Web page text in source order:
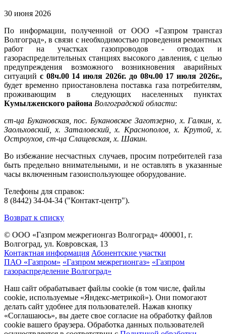
30 июня 2026
По информации, полученной от ООО «Газпром трансгаз
Волгоград», в связи с необходимостью проведения ремонтных
работ на участках газопроводов - отводах и
газораспределительных станциях высокого давления, с целью
предупреждения возможного возникновения аварийных
ситуаций с 08ч.00 14 июля 2026г. до 08ч.00 17 июля 2026г.,
будет временно приостановлена поставка газа потребителям,
проживающим в следующих населенных пунктах
Кумылженского района Волгоградской области:
ст-ца Букановская, пос. Букановское Заготзерно, х. Галкин, х.
Заольховский, х. Заталовский, х. Краснополов, х. Крутой, х.
Остроухов, ст-ца Слащевская, х. Шакин.
Во избежание несчастных случаев, просим потребителей газа
быть предельно внимательными, и не оставлять в указанные
часы включенным газоиспользующее оборудование.
Телефоны для справок:
8 (8442) 34-04-34 ("Контакт-центр").
Возврат к списку
© ООО «Газпром межрегионгаз Волгоград» 400001, г.
Волгоград, ул. Ковровская, 13
Контактная информация Абонентские участки
ПАО «Газпром» «Газпром межрегионгаз» «Газпром
газораспределение Волгоград»
Наш сайт обрабатывает файлы cookie (в том числе, файлы
cookie, используемые «Яндекс-метрикой»). Они помогают
делать сайт удобнее для пользователей. Нажав кнопку
«Соглашаюсь», вы даете свое согласие на обработку файлов
cookie вашего браузера. Обработка данных пользователей